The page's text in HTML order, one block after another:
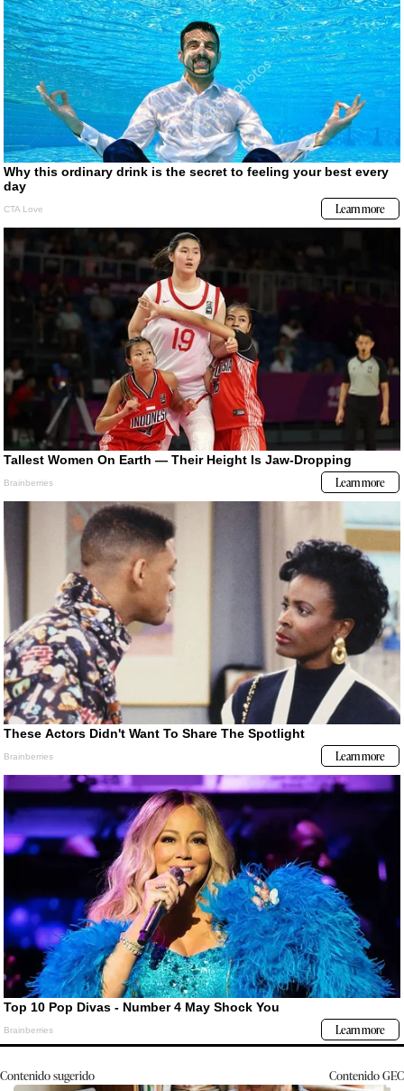
Contenido sugerido ContenidoGEC